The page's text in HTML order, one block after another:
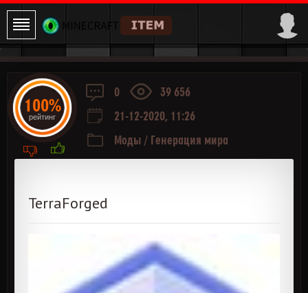
0
39 656
21-12-2020, 11:26
Моды / Генерация мира
TerraForged
100%
рейтинг